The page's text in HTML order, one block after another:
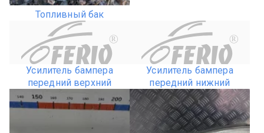
Топливный бак
R
Усилитель бампера
передний верхний
R
Усилитель бампера
передний нижний